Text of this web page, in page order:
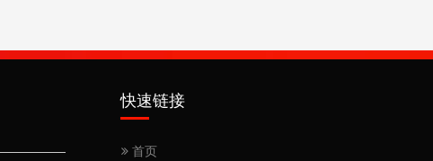
快速链接
首页